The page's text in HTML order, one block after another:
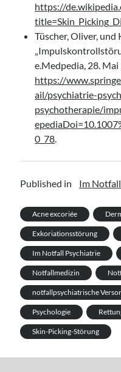
https://
Tüscher, Oliver, und
e.Medpedia, 28. Mai
https://
ail/psychiatrie-
psychotherapie/
0_78.
Published in Im
Acne excoriée
Exkoriationsstörung
Im Notfall Psychiatrie
Notfallmedizin
notfallpsychiatrische
Psychologie
Skin-Picking-Störung